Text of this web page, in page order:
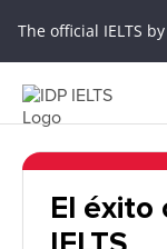
The official IELTS
El éxito